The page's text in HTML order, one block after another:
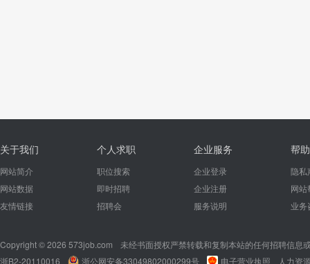
关于我们
网站简介
网站数据
友情链接
个人求职
职位搜索
即时招聘
招聘会
企业服务
企业登录
企业注册
服务说明
帮
隐私
网站
业务
Copyright © 2026 573job.com
未经书面授权严禁转载和复制本站的任何招聘信息
浙B2-20110016
浙公网安备33049802000299号 电子营业执照 人力资